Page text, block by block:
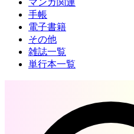
手帳
電子書籍
その他
雑誌一覧
単行本一覧